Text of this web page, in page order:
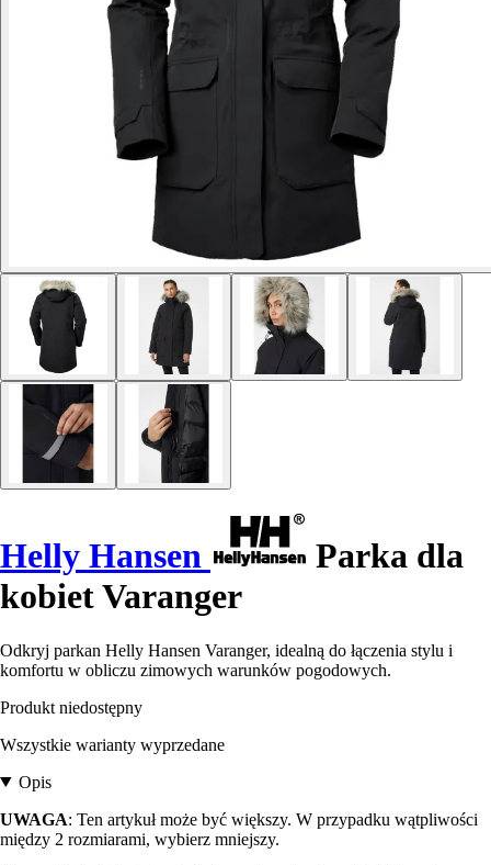
Helly Hansen
Parka dla
kobiet Varanger
Odkryj parkan Helly Hansen Varanger, idealną do łączenia stylu i
komfortu w obliczu zimowych warunków pogodowych.
Produkt niedostępny
Wszystkie warianty wyprzedane
Opis
UWAGA: Ten artykuł może być większy. W przypadku wątpliwości
między 2 rozmiarami, wybierz mniejszy.